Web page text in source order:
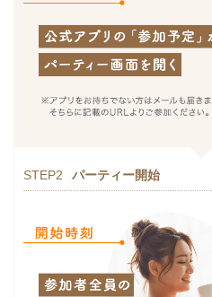
STEP2 パーティー開始